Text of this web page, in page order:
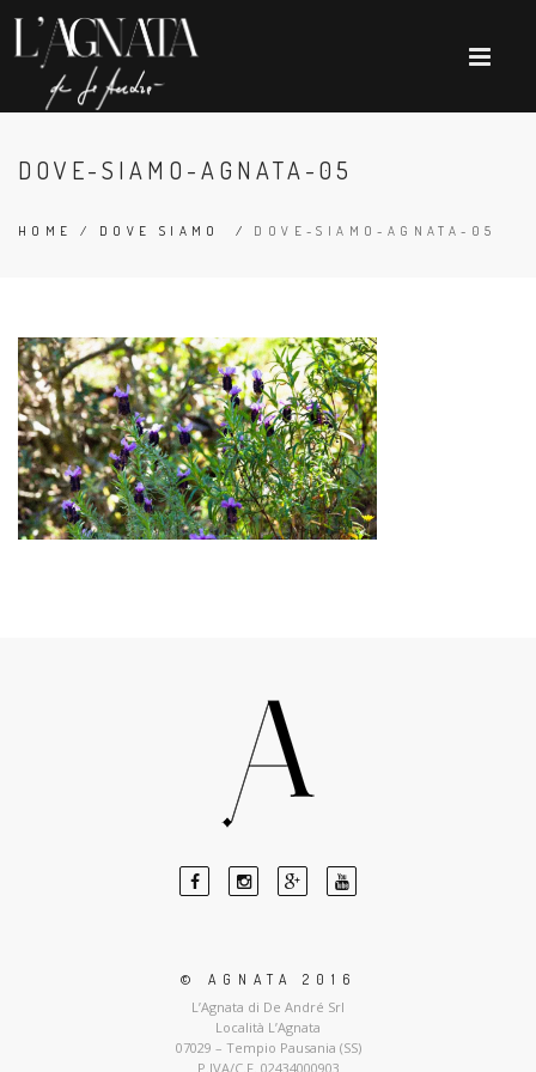
DOVE-SIAMO-AGNATA-05
HOME / DOVE SIAMO / DOVE-SIAMO-AGNATA-05
© AGNATA 2016
L’Agnata di De André Srl
Località L’Agnata
07029 – Tempio Pausania (SS)
P.IVA/C.F. 02434000903